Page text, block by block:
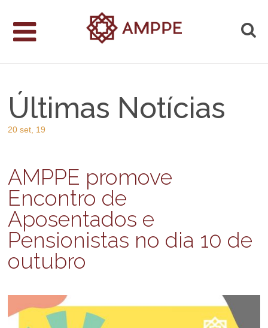
Últimas Notícias
20 set, 19
AMPPE promove
Encontro de
Aposentados e
Pensionistas no dia 10 de
outubro